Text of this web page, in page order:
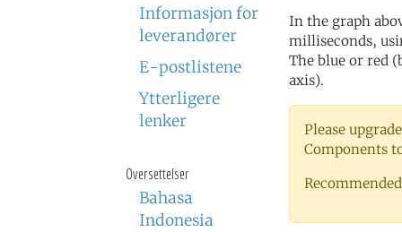
Informasjon for
leverandører
E-postlistene
Ytterligere
lenker
Oversettelser
Bahasa
Indonesia
In the graph
milliseconds,
The blue or red
axis).
Please
Components